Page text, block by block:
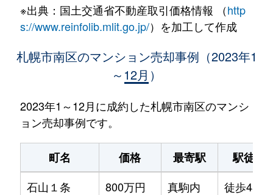
※出典：国土交通省不動産取引価格情報 （http
s://www.reinfolib.mlit.go.jp/）を加工して作成
札幌市南区のマンション売却事例（2023年1
～12月）
2023年1～12月に成約した札幌市南区のマンシ
ョン売却事例です。
町名 価格 最寄駅
駅徒歩
石山１条
800万円 真駒内
徒歩45分